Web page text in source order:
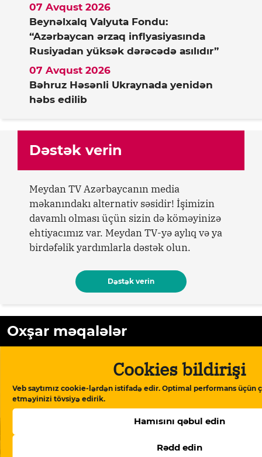
Cookies bildirişi
Veb saytımız cookie-lərdən istifadə edir. Optimal performans üçün
etməyinizi tövsiyə edirik.
Hamısını qəbul edin
Rədd edin
Beynəlxalq Valyuta Fondu:
“Azərbaycan ərzaq inflyasiyasında
Rusiyadan yüksək dərəcədə asılıdır”
07 Avqust 2026
Bəhruz Həsənli Ukraynada yenidən
həbs edilib
07 Avqust 2026
Dəstək verin
Meydan TV Azərbaycanın media
məkanındakı alternativ səsidir! İşimizin
davamlı olması üçün sizin də köməyinizə
ehtiyacımız var. Meydan TV-yə aylıq və ya
birdəfəlik yardımlarla dəstək olun.
Dəstək verin
Oxşar məqalələr